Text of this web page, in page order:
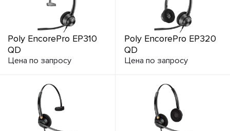
Poly EncorePro EP310
QD
Цена по запросу
Poly EncorePro EP320
QD
Цена по запросу